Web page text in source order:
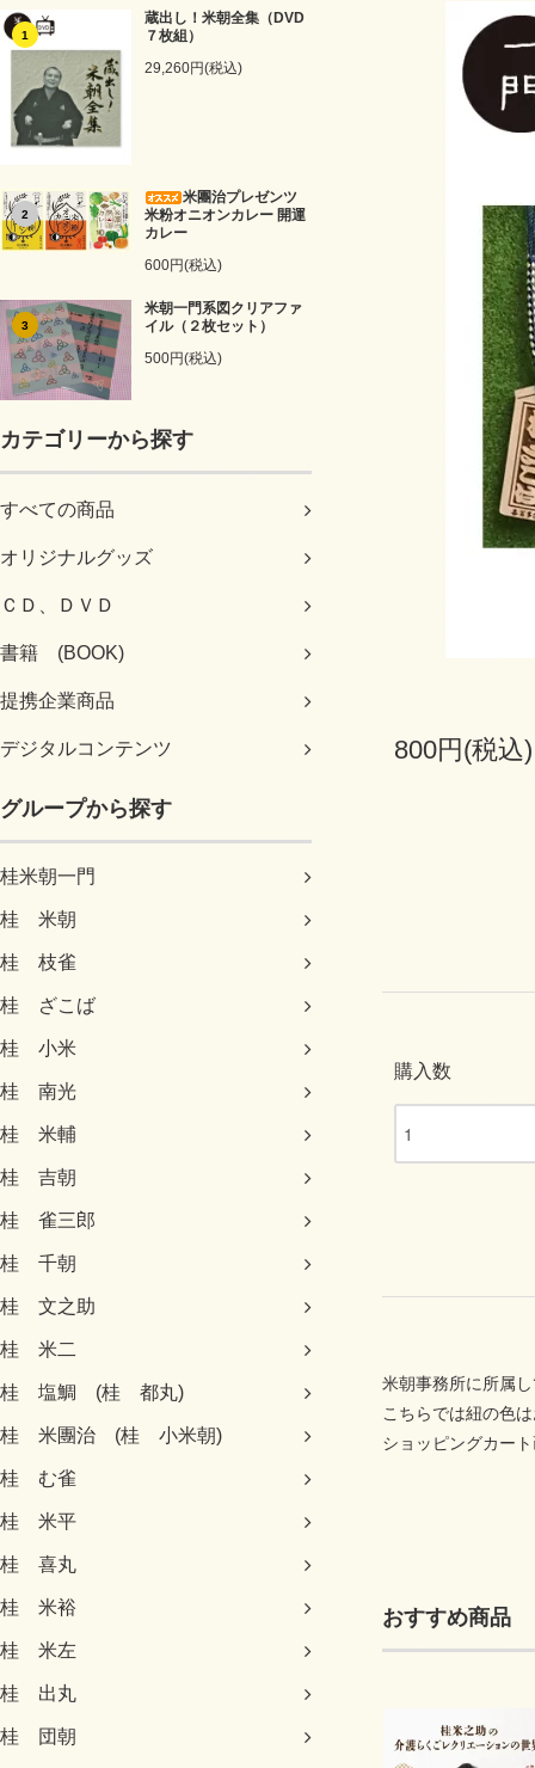
1
蔵出し！米朝全集（DVD
７枚組）
29,260円(税込)
2
米團治プレゼンツ
米粉オニオンカレー 開運
カレー
600円(税込)
3
米朝一門系図クリアファ
イル（２枚セット）
500円(税込)
カテゴリーから探す
すべての商品
オリジナルグッズ
ＣＤ、ＤＶＤ
書籍 (BOOK)
提携企業商品
デジタルコンテンツ
グループから探す
桂米朝一門
桂 米朝
桂 枝雀
桂 ざこば
桂 小米
桂 南光
桂 米輔
桂 吉朝
桂 雀三郎
桂 千朝
桂 文之助
桂 米二
桂 塩鯛 (桂 都丸)
桂 米團治 (桂 小米朝)
桂 む雀
桂 米平
桂 喜丸
桂 米裕
桂 米左
桂 出丸
桂 団朝
800円(税込)
購入数
米朝事務所に所属
こちらでは紐の色
ショッピングカー
おすすめ商品